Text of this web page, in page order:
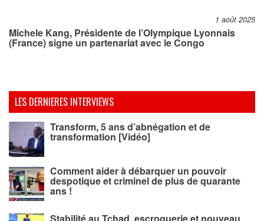
1 août 2025
Michele Kang, Présidente de l’Olympique Lyonnais
(France) signe un partenariat avec le Congo
LES DERNIERES INTERVIEWS
Transform, 5 ans d’abnégation et de
transformation [Vidéo]
Comment aider à débarquer un pouvoir
despotique et criminel de plus de quarante
ans !